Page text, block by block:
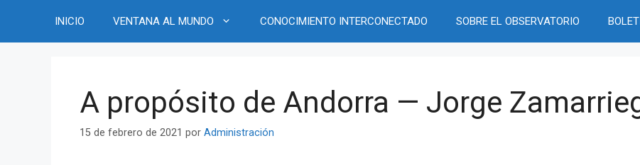
contenido
INICIO VENTANA AL MUNDO CONOCIMIENTO INTERCONECTADO SOBRE EL OBSERVATORIO
A propósito de Andorra — Jorge
15 de febrero de 2021 por Administración